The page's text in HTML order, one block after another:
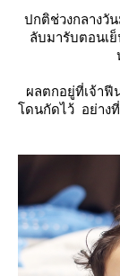
ปกติช่วงกลางวั
ลับมารับตอนเ
ผลตกอยู่ที่เจ้าฟี
ดนกัดไว้ อย่างที่